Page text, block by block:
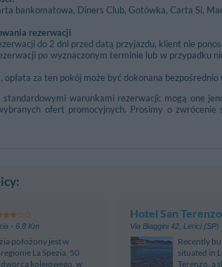
- Santo Stefano Di Magra
4.37 km
4.53 km
bankomatowa, Diners Club, Gotówka, Carta Si,
rezerwacji
do 2 dni przed datą przyjazdu, klient nie
po wyznaczonym terminie lub w przypadku
za ten pokój może być dokonana bezpośrednio
warunkami rezerwacji; mogą one
ofert promocyjnych. Prosimy o zwrócenie
- 6.8 Km
położony jest w
La Spezia, 50
kolejowego, w
Hotel San Terenzo
Via Biaggini 42 Lerici (SP)
Recently
situated in
Terenzo, a